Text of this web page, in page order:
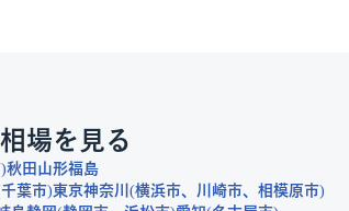
場を見る
秋田 山形福島
千葉市 東京神奈川 横浜市 川崎市
相模原市